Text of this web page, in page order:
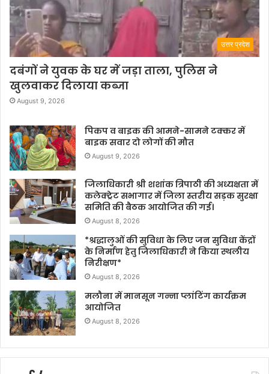
उत्तर प्रदेश
दबंगों ने युवक के घर में जड़ा ताला, पुलिस ने
खुलवाकर दिलाया कब्जा
August 9, 2026
पिकप व बाइक की आमने-सामने टक्कर में
बाइक सवार दो लोगों की मौत
August 9, 2026
जिलाधिकारी श्री शशांक त्रिपाठी की अध्यक्षता में
कलेक्ट्रेट सभागार में जिला स्तरीय सड़क सुरक्षा
समिति की बैठक आयोजित की गई।
August 8, 2026
*श्रद्धालुओं की सुविधा के लिए जन सुविधा केंद्रों
के निर्माण हेतु जिलाधिकारी ने किया स्थलीय
निरीक्षण*
August 8, 2026
मलौना में मानसून गन्ना प्लांटिंग कार्यक्रम
आयोजित
August 8, 2026